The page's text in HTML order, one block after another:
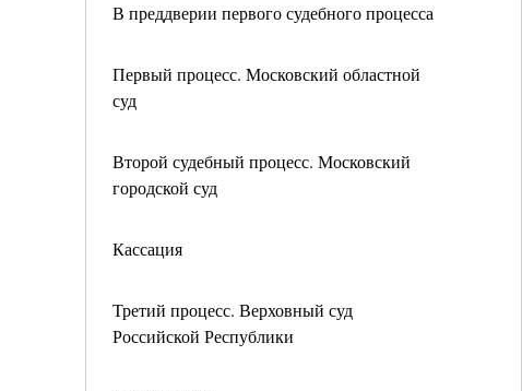
В преддверии первого судебного процесса
Первый процесс. Московский областной
суд
Второй судебный процесс. Московский
городской суд
Кассация
Третий процесс. Верховный суд
Российской Республики